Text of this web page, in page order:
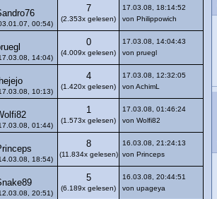
00:54)
7
(2.353x gelesen)
17.03.08, 18:14:52
von Philippowich
14:04)
0
(4.009x gelesen)
17.03.08, 14:04:43
von pruegl
10:13)
4
(1.420x gelesen)
17.03.08, 12:32:05
von AchimL
01:44)
1
(1.573x gelesen)
17.03.08, 01:46:24
von Wolfi82
18:54)
8
(11.834x gelesen)
16.03.08, 21:24:13
von Princeps
20:51)
5
(6.189x gelesen)
16.03.08, 20:44:51
von upageya